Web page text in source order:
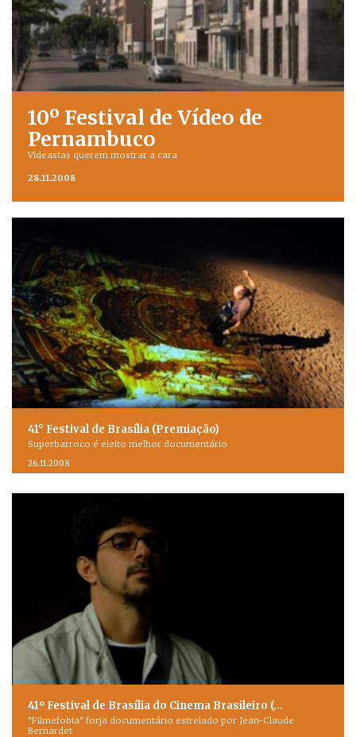
10º Festival de Vídeo de
Pernambuco
Videastas querem mostrar a cara
28.11.2008
41° Festival de Brasília (Premiação)
Superbarroco é eleito melhor documentário
26.11.2008
41º Festival de Brasília do Cinema Brasileiro (…
"Filmefobia" forja documentário estrelado por Jean-Claude
Bernardet